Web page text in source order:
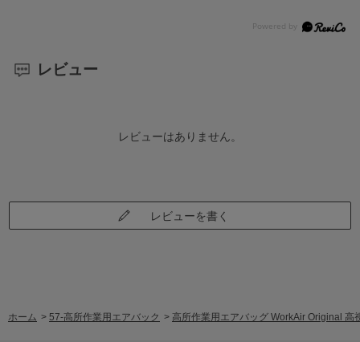
レビュー
レビューはありません。
レビューを書く
ホーム > 57-高所作業用エアバック > 高所作業用エアバッグ WorkAir Original